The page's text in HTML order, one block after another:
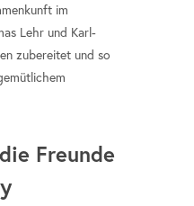
im
Lehr und Karl-
zubereitet und so
Freunde